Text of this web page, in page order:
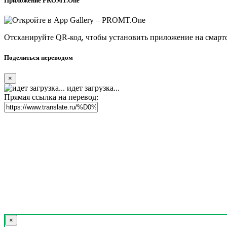
Отсканируйте QR-код, чтобы установить приложение на
Поделиться переводом
×
идет загрузка...
Прямая ссылка на перевод:
×